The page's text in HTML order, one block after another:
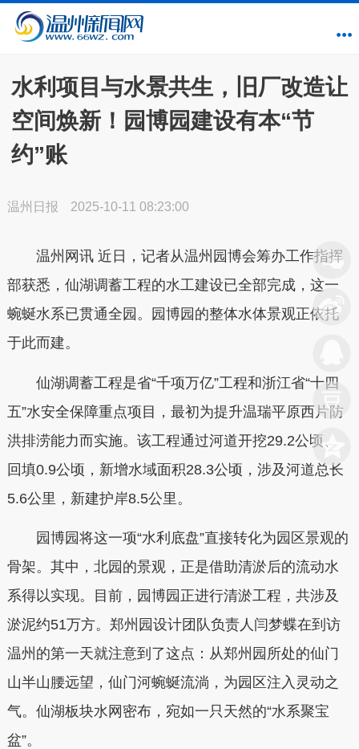
水利项目与水景共生，旧厂改造让
空间焕新！园博园建设有本“节
约”账
温州日报 2025-10-11 08:23:00
温州网讯 近日，记者从温州园博会筹办工作指挥
部获悉，仙湖调蓄工程的水工建设已全部完成，这一
蜿蜒水系已贯通全园。园博园的整体水体景观正依托
于此而建。
仙湖调蓄工程是省“千项万亿”工程和浙江省“十四
五”水安全保障重点项目，最初为提升温瑞平原西片防
洪排涝能力而实施。该工程通过河道开挖29.2公顷、
回填0.9公顷，新增水域面积28.3公顷，涉及河道总长
5.6公里，新建护岸8.5公里。
园博园将这一项“水利底盘”直接转化为园区景观的
骨架。其中，北园的景观，正是借助清淤后的流动水
系得以实现。目前，园博园正进行清淤工程，共涉及
淤泥约51万方。郑州园设计团队负责人闫梦蝶在到访
温州的第一天就注意到了这点：从郑州园所处的仙门
山半山腰远望，仙门河蜿蜒流淌，为园区注入灵动之
气。仙湖板块水网密布，宛如一只天然的“水系聚宝
盆”。